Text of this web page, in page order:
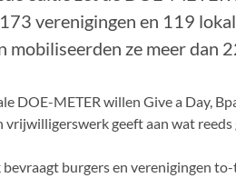
verenigingen en 119
mobiliseerden ze meer dan
DOE-METER willen Give a Day,
vrijwilligerswerk geeft aan wat
burgers en verenigingen